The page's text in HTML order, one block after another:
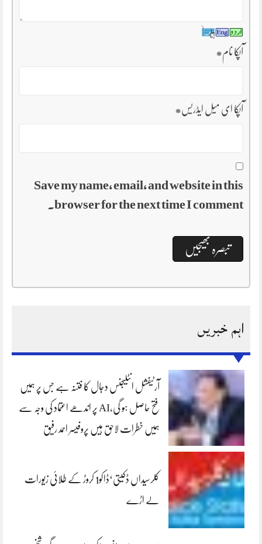
آپکا نام*
آپکا ای میل ایڈریس*
Save my name, email, and website in this
browser for the next time I comment.
اہم خبریں
آرٹیفشل انٹلیجنس دجال کا فتنہ ہے جس پر ہمیں
فتح حاصل ہو گی،AI پر اندھے اعتماد کی وجہ سے
ہمیں خطرات لاحق ہیں پروفیسر احمد رفیق
کلرسیداں ڈکیتی‘ڈاکو1 کروڑ کے طلائی زیورات
لے اڑے